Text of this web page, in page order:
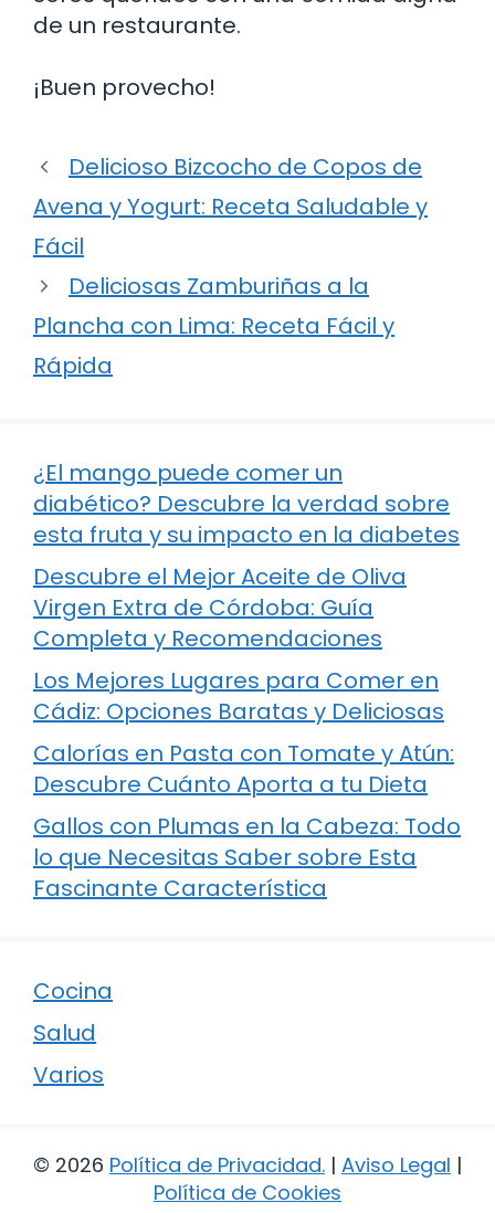
de un restaurante.
¡Buen provecho!
Delicioso Bizcocho de Copos de
Avena y Yogurt: Receta Saludable y
Fácil
Deliciosas Zamburiñas a la
Plancha con Lima: Receta Fácil y
Rápida
¿El mango puede comer un
diabético? Descubre la verdad sobre
esta fruta y su impacto en la diabetes
Descubre el Mejor Aceite de Oliva
Virgen Extra de Córdoba: Guía
Completa y Recomendaciones
Los Mejores Lugares para Comer en
Cádiz: Opciones Baratas y Deliciosas
Calorías en Pasta con Tomate y Atún:
Descubre Cuánto Aporta a tu Dieta
Gallos con Plumas en la Cabeza: Todo
lo que Necesitas Saber sobre Esta
Fascinante Característica
Cocina
Salud
Varios
© 2026 Política de Privacidad. | Aviso Legal |
Política de Cookies